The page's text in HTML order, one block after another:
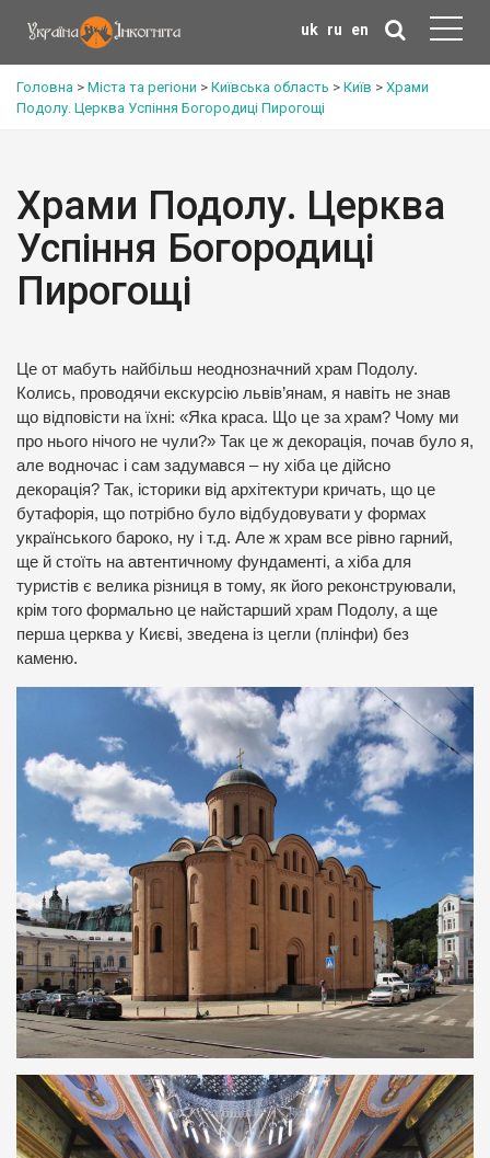
uk ru en
Головна > Міста та регіони > Київська область > Київ > Храми
Подолу. Церква Успіння Богородиці Пирогощі
Храми Подолу. Церква
Успіння Богородиці
Пирогощі
Це от мабуть найбільш неоднозначний храм Подолу.
Колись, проводячи екскурсію львів’янам, я навіть не знав
що відповісти на їхні: «Яка краса. Що це за храм? Чому ми
про нього нічого не чули?» Так це ж декорація, почав було я,
але водночас і сам задумався – ну хіба це дійсно
декорація? Так, історики від архітектури кричать, що це
бутафорія, що потрібно було відбудовувати у формах
українського бароко, ну і т.д. Але ж храм все рівно гарний,
ще й стоїть на автентичному фундаменті, а хіба для
туристів є велика різниця в тому, як його реконструювали,
крім того формально це найстарший храм Подолу, а ще
перша церква у Києві, зведена із цегли (плінфи) без
каменю.